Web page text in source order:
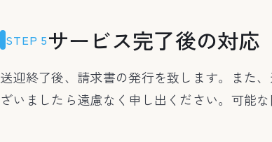
STEP 5サービス完了後の対応
送迎終了後、請求書の発行を致します。また
ざいましたら遠慮なく申し出ください。可能な